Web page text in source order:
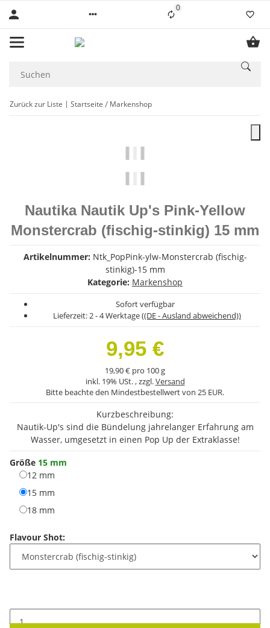
0Liste ist leer
Zurück zur Liste Startseite Markenshop
Nautika Nautik Up's Pink-Yellow
Monstercrab (fischig-stinkig) 15 mm
Artikelnummer: Ntk_PopPink-ylw-Monstercrab (fischig-
stinkig)-15 mm
Kategorie: Markenshop
Sofort verfügbar
Lieferzeit:2 - 4 Werktage((DE - Ausland abweichend))
9,95 €
19,90 € pro 100 g
inkl. 19% USt. , zzgl.Versand
Bitte beachte den Mindestbestellwert von 25 EUR.
Kurzbeschreibung:
Nautik-Up's sind die Bündelung jahrelanger Erfahrung am
Wasser, umgesetzt in einen Pop Up der Extraklasse!
Größe 15 mm
12 mm
15 mm
18 mm
Flavour Shot: